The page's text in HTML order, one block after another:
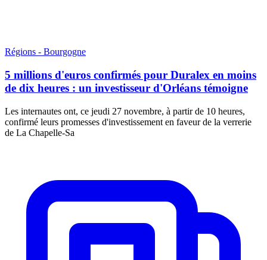
Régions - Bourgogne
5 millions d'euros confirmés pour Duralex en moins
de dix heures : un investisseur d'Orléans témoigne
Les internautes ont, ce jeudi 27 novembre, à partir de 10 heures,
confirmé leurs promesses d'investissement en faveur de la verrerie
de La Chapelle-Sa